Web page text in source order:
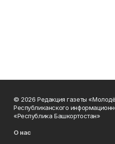
© 2026 Редакция газеты
Республиканского
«Республика Башкортостан»
О нас